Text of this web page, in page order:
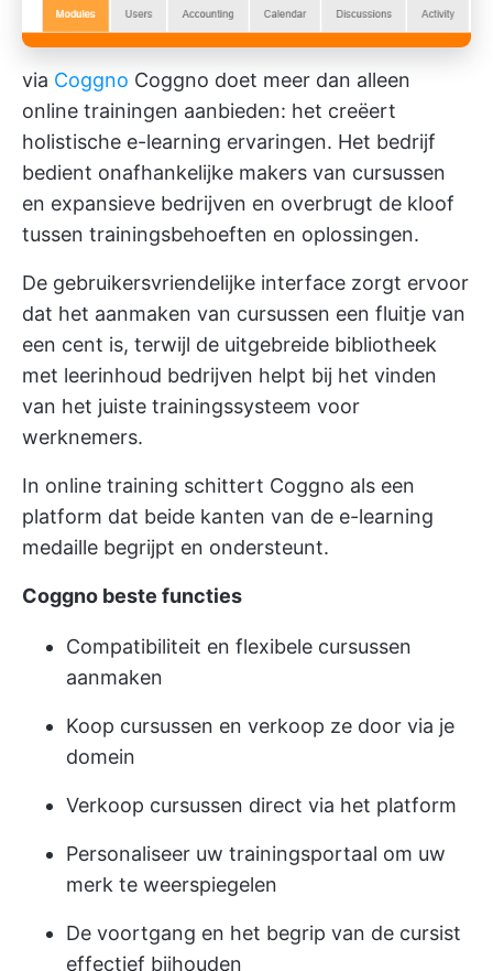
via Coggno Coggno doet meer dan alleen
online trainingen aanbieden: het creëert
holistische e-learning ervaringen. Het bedrijf
bedient onafhankelijke makers van cursussen
en expansieve bedrijven en overbrugt de kloof
tussen trainingsbehoeften en oplossingen.
De gebruikersvriendelijke interface zorgt ervoor
dat het aanmaken van cursussen een fluitje van
een cent is, terwijl de uitgebreide bibliotheek
met leerinhoud bedrijven helpt bij het vinden
van het juiste trainingssysteem voor
werknemers.
In online training schittert Coggno als een
platform dat beide kanten van de e-learning
medaille begrijpt en ondersteunt.
Coggno beste functies
Compatibiliteit en flexibele cursussen
aanmaken
Koop cursussen en verkoop ze door via je
domein
Verkoop cursussen direct via het platform
Personaliseer uw trainingsportaal om uw
merk te weerspiegelen
De voortgang en het begrip van de cursist
effectief bijhouden